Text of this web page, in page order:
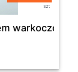
szt